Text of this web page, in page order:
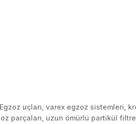
uçları, varex egzoz sistemleri,
parçaları, uzun ömürlü partikül